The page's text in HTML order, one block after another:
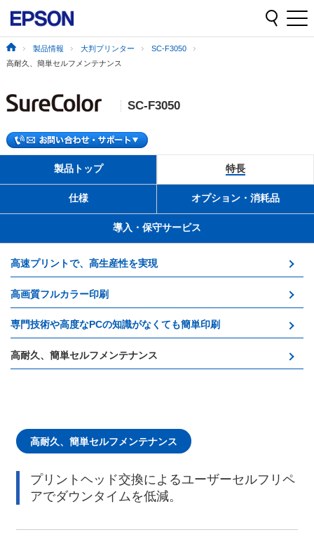
製品情報 大判プリンター
SC-F3050
高耐久、簡単セルフメンテナンス
SC-F3050
製品トップ 特長
仕様 オプション・消耗品
導入・保守サービス
高速プリントで、高生産性を実現
高画質フルカラー印刷
専門技術や高度なPCの知識がなくても簡単印刷
高耐久、簡単セルフメンテナンス
高耐久、簡単セルフメンテナンス
プリントヘッド交換によるユーザーセルフリペ
アでダウンタイムを低減。